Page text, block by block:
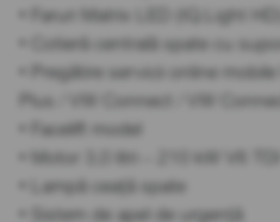
• Faruri Matrix LED (IQ.Light HD)
• Cotieră centrală spate cu
• Pregătire servicii online
Plus / VW Connect / VW
• Facelift model
• Motor 3,0 litri – 210 kW V6 TDI
• Lampă ceață spate
• Sistem de apel de urgență